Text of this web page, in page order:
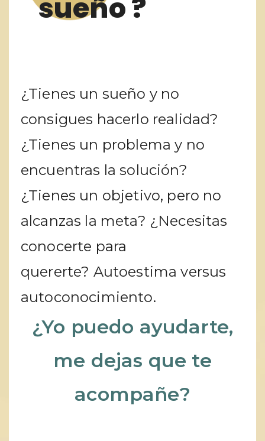
sueño ?
¿Tienes un sueño y no
consigues hacerlo realidad?
¿Tienes un problema y no
encuentras la solución?
¿Tienes un objetivo, pero no
alcanzas la meta? ¿Necesitas
conocerte para
quererte? Autoestima versus
autoconocimiento.
¿Yo puedo ayudarte,
me dejas que te
acompañe?